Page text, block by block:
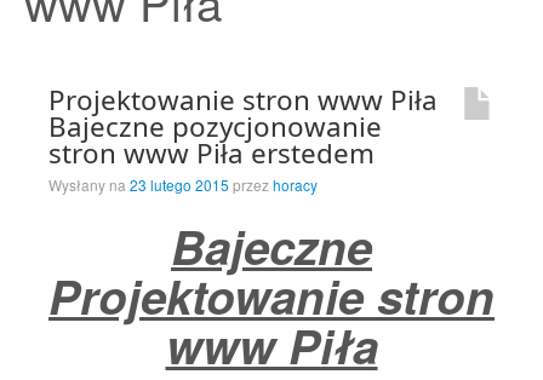
Projektowanie stron www Piła
Bajeczne pozycjonowanie
stron www Piła erstedem
Wysłany na 23 lutego 2015 przezhoracy
Bajeczne
Projektowanie stron
www Piła